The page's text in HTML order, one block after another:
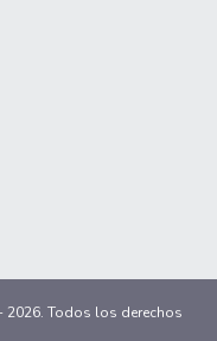
2026. Todos los derechos